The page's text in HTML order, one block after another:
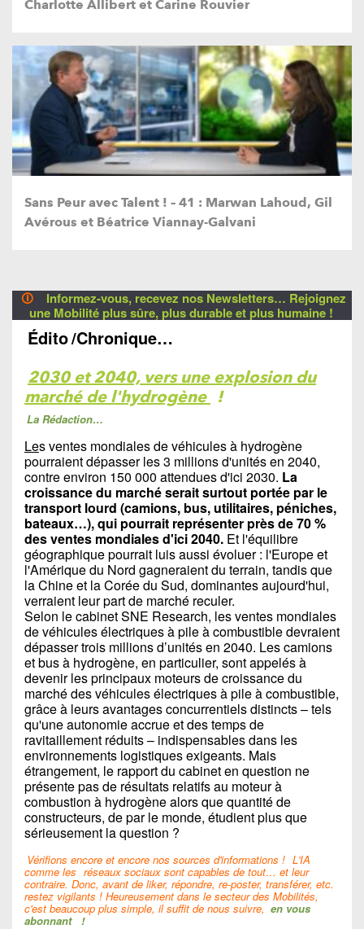
Charlotte Allibert et Carine Rouvier
Sans Peur avec Talent ! – 41 : Marwan Lahoud, Gil
Avérous et Béatrice Viannay-Galvani
🛈
Informez-vous, recevez nos Newsletters… Rejoignez
une Mobilité plus sûre, plus durable et plus humaine !
Édito/Chronique…
2030 et 2040, vers une explosion du
marché de l'hydrogène !
La Rédaction…
Les ventes mondiales de véhicules à hydrogène
pourraient dépasser les 3 millions d'unités en 2040,
contre environ 150 000 attendues d'ici 2030. La
croissance du marché serait surtout portée par le
transport lourd (camions, bus, utilitaires, péniches,
bateaux…), qui pourrait représenter près de 70 %
des ventes mondiales d'ici 2040. Et l'équilibre
géographique pourrait luis aussi évoluer : l'Europe et
l'Amérique du Nord gagneraient du terrain, tandis que
la Chine et la Corée du Sud, dominantes aujourd'hui,
verraient leur part de marché reculer.
Selon le cabinet SNE Research, les ventes mondiales
de véhicules électriques à pile à combustible devraient
dépasser trois millions d’unités en 2040. Les camions
et bus à hydrogène, en particulier, sont appelés à
devenir les principaux moteurs de croissance du
marché des véhicules électriques à pile à combustible,
grâce à leurs avantages concurrentiels distincts – tels
qu'une autonomie accrue et des temps de
ravitaillement réduits – indispensables dans les
environnements logistiques exigeants. Mais
étrangement, le rapport du cabinet en question ne
présente pas de résultats relatifs au moteur à
combustion à hydrogène alors que quantité de
constructeurs, de par le monde, étudient plus que
sérieusement la question ?
Vérifions encore et encore nos sources d'informations ! L'IA
comme les réseaux sociaux sont capables de tout… et leur
contraire. Donc, avant de liker, répondre, re-poster, transférer, etc.
restez vigilants ! Heureusement dans le secteur des Mobilités,
c'est beaucoup plus simple, il suffit de nous suivre, en vous
abonnant !